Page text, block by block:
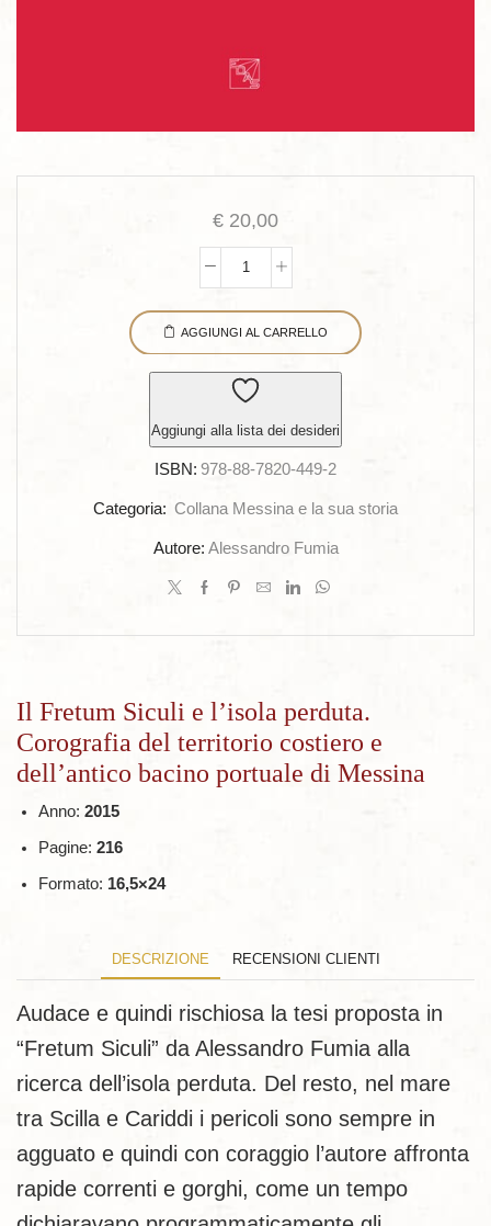
€ 20,00
Fretum
Siculi
l’isola
perduta.
Corografia
del
territorio
costiero
dell’antico
Messina
quantità
AGGIUNGI AL CARRELLO
Aggiungi alla lista dei desideri
ISBN: 978-88-7820-449-2
Categoria: Collana Messina e la sua storia
Autore: Alessandro Fumia
Il Fretum Siculi e l’isola perduta.
Corografia del territorio costiero e
dell’antico bacino portuale di Messina
Anno: 2015
Pagine: 216
Formato: 16,5×24
DESCRIZIONE RECENSIONI CLIENTI
Audace e quindi rischiosa la tesi proposta in
“Fretum Siculi” da Alessandro Fumia alla
ricerca dell’isola perduta. Del resto, nel mare
tra Scilla e Cariddi i pericoli sono sempre in
agguato e quindi con coraggio l’autore affronta
rapide correnti e gorghi, come un tempo